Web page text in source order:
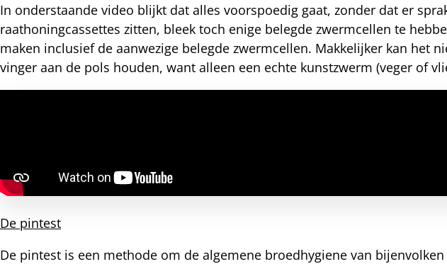
In onderstaande video blijkt dat alles voorspoedig gaat, zonder dat er
raathoningcassettes zitten, bleek toch enige belegde zwermcellen te
maken inclusief de aanwezige belegde zwermcellen. Makkelijker kan het
vinger aan de pols houden, want alleen een echte kunstzwerm (veger of
De pintest
De pintest is een methode om de algemene broedhygiene van